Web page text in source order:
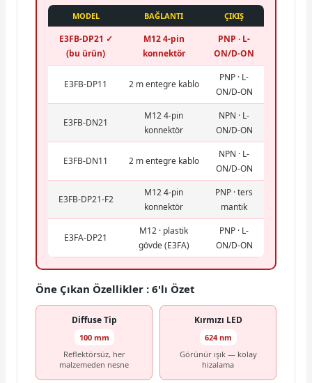
MODEL BAĞLANTI ÇIKIŞ
E3FB-DP21 ✓
(bu ürün)
M12 4-pin
konnektör
PNP · L-
ON/D-ON
E3FB-DP11 2 m entegre kablo
PNP · L-
ON/D-ON
E3FB-DN21
M12 4-pin
konnektör
NPN · L-
ON/D-ON
E3FB-DN11 2 m entegre kablo
NPN · L-
ON/D-ON
E3FB-DP21-F2
M12 4-pin
konnektör
PNP · ters
mantık
E3FA-DP21
M12 · plastik
gövde (E3FA)
PNP · L-
ON/D-ON
Öne Çıkan Özellikler : 6'lı Özet
Diffuse Tip
100 mm
Reflektörsüz, her
malzemeden nesne
Kırmızı LED
624 nm
Görünür ışık — kolay
hizalama